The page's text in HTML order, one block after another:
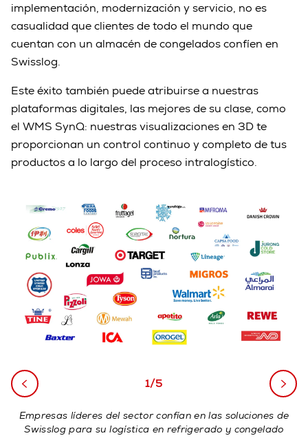
implementación, modernización y servicio, no es
casualidad que clientes de todo el mundo que
cuentan con un almacén de congelados confíen en
Swisslog.
Este éxito también puede atribuirse a nuestras
plataformas digitales, las mejores de su clase, como
el WMS SynQ: nuestras visualizaciones en 3D te
proporcionan un control continuo y completo de tus
productos a lo largo del proceso intralogístico.
1/5
Empresas líderes del sector confían en las soluciones de
Swisslog para su logística en refrigerado y congelado